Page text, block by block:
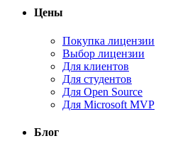
Цены
Покупка лицензии
Выбор лицензии
Для клиентов
Для студентов
Для Open Source
Для Microsoft MVP
Блог